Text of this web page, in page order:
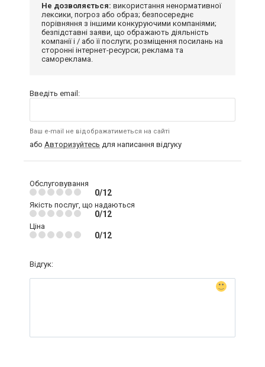
Не дозволяється: використання ненормативної
лексики, погроз або образ; безпосереднє
порівняння з іншими конкуруючими компаніями;
безпідставні заяви, що ображають діяльність
компанії і / або її послуги; розміщення посилань на
сторонні інтернет-ресурси; реклама та
самореклама.
Введіть email:
Ваш e-mail не відображатиметься на сайті
або Авторизуйтесь для написання відгуку
Обслуговування
0/12
Якість послуг, що надаються
0/12
Ціна
0/12
Відгук: